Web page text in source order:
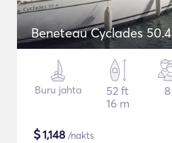
Beneteau Cyclades 50.4
Buru jahta
52 ft
16 m
8
$1,148 /nakts